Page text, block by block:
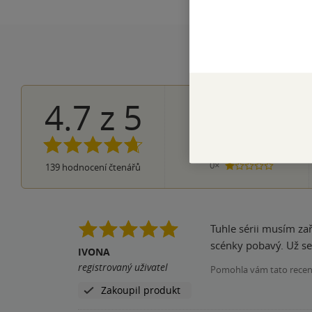
4.7 z 5
139 hodnocení čtenářů
0×
1 hvezdička
IVONA
registrovaný uživatel
Zakoupil produkt
Tuhle sérii musím
scénky pobavý. Už
Pomohla vám tato